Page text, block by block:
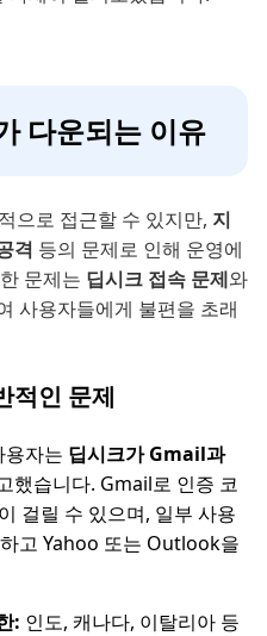
다운되는 이유
으로 접근할 수 있지만, 지
격 등의 문제로 인해 운영에
문제는 딥시크 접속 문제와
사용자들에게 불편을 초래
적인 문제
용자는 딥시크가 Gmail과
했습니다. Gmail로 인증 코
걸릴 수 있으며, 일부 사용
고 Yahoo 또는 Outlook을
: 인도, 캐나다, 이탈리아 등